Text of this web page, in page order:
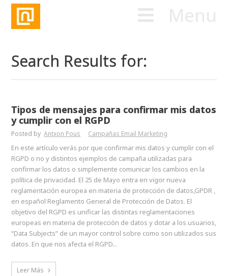
Search Results for:
Tipos de mensajes para confirmar mis datos
y cumplir con el RGPD
Posted by Antxon Pous Campañas Email Marketing
En este artículo verás por que confirmar mis datos y cumplir con el
RGPD o no y distintos ejemplos de campaña utilizadas para
confirmar los datos o simplemente comunicar los cambios en la
política de privacidad. El 25 de Mayo entra en vigor nueva
reglamentación europea en materia de protección de datos,GPDR ,
en español Reglamento General de Protección de Datos. El
objetivo del RGPD es unificar las distintas reglamentaciones
europeas en materia de protección de datos y dotar a los usuarios,
“Data Subjects” de un mayor control sobre como son utilizados sus
datos. En que nos afecta el RGPD...
Leer Más